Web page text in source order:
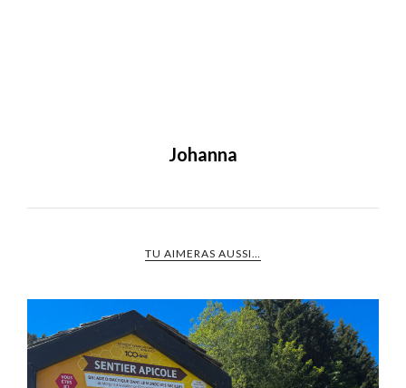
Johanna
TU AIMERAS AUSSI…